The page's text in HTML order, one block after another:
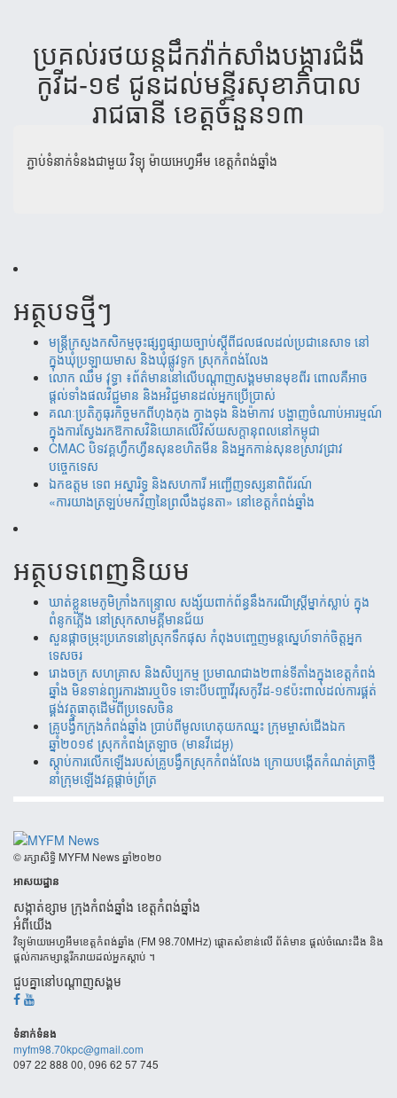
ប្រគល់​រថយន្ត​ដឹក​វ៉ាក់​សាំង​បង្ការ​ជំងឺ​
កូវីដ-១៩ ជូន​ដល់​មន្ទីរ​សុខា​ភិបាល​
រាជធានី ខេត្ត​ចំនួន១៣
ភ្ជាប់ទំនាក់ទំនងជាមួយវិទ្យុ ម៉ាយអេហ្វអឹម ខេត្តកំពង់ឆ្នាំង
អត្ថបទថ្មីៗ
មន្ត្រីក្រសួងកសិកម្មចុះផ្សព្វផ្សាយច្បាប់ស្តីពីជលផលដល់ប្រជានេសាទ នៅ
ក្នុងឃុំប្រឡាយមាស និងឃុំផ្លូវទូក ស្រុកកំពង់លែង
‎​លោក ឈឹម វុទ្ធា ៖ព័ត៌មាននៅលើបណ្តាញសង្គមមានមុខពីរ ពោលគឺអាច
ផ្តល់ទាំងផលវិជ្ជមាន និងអវិជ្ជមានដល់អ្នកប្រើប្រាស់
គណៈប្រតិភូធុរកិច្ចមកពីហុងកុង ក្វាងទុង និងម៉ាកាវ បង្ហាញចំណាប់អារម្មណ៍
ក្នុងការស្វែងរកឱកាសវិនិយោគលើវិស័យសក្តានុពលនៅកម្ពុជា
CMAC បិទវគ្គហ្វឹកហ្វឺនសុនខហិតមីន និងអ្នកកាន់សុនខស្រាវជ្រាវ
បច្ចេកទេស
ឯកឧត្តម ទេព អស្នារិទ្ធ និងសហការី អញ្ជើញទស្សនាពិព័រណ៍
«ការយាងត្រឡប់មកវិញនៃព្រលឹងដូនតា» នៅខេត្តកំពង់ឆ្នាំង
អត្ថបទពេញនិយម
ឃាត់​ខ្លួន​មេភូមិ​ក្រាំង​កន្រ្ទោល សង្ស័យ​ពាក់ព័ន្ធ​នឹ​ង​​ករណី​ស្រ្តីម្នាក់​ស្លាប់ ​ក្នុង​
ពំនូក​ភ្លើង​ នៅស្រុក​សាម​គ្គីមាន​ជ័យ
សួន​​ផ្កា​ច​ម្រុះ​​ប្រភេទ​​នៅ​​ស្រុក​​​ទឹក​​ផុស​​ កំពុង​​បញ្ចេញ​​​មន្តស្នេហ៍​​​​ទាក់​​​ចិត្ត​​អ្នក
ទេស​​ចរ​
រោងចក្រ ​សហគ្រាស​ និងសិប្បកម្ម ប្រមាណ​​​ជាង​​២ពាន់​​ទីតាំង​​ក្នុង​​ខេត្តកំពង់​
ឆ្នាំង​ មិន​ទាន់ព្យួរការងារ​ឬបិទ ទោះបីបញ្ហាវីរុសកូវីដ-១៩ប៉ះពាល់ដល់ការ​ផ្គត់​
ផ្គង់​វត្ថុ​ធាតុ​​ដើម​​ពី​​ប្រទេស​ចិន​
គ្រូបង្វឹកក្រុងកំពង់ឆ្នាំង ប្រាប់ពីមូលហេតុយកឈ្នះ ក្រុមម្ចាស់ជើងឯក
ឆ្នាំ២០១៩ ស្រុកកំពង់ត្រឡាច (មានវីដេអូ)
ស្តាប់ការលើកឡើងរបស់គ្រូបង្វឹកស្រុកកំពង់លែង ក្រោយបង្កើតកំណត់ត្រាថ្មី
នាំក្រុមឡើងវគ្គផ្តាច់ព័្រត្រ
​© រក្សា​សិទ្ធិ​ MYFM News ឆ្នាំ​២០២០
អាសយដ្ឋាន
សង្កាត់ខ្សាម ក្រុងកំពង់ឆ្នាំង ខេត្តកំពង់ឆ្នាំង
អំពីយើង
វិទ្យុម៉ាយអេហ្វអឹមខេត្តកំពង់ឆ្នាំង (FM 98.70MHz) ផ្តោតសំខាន់លើ ព័ត៌មាន ផ្តល់ចំណេះដឹង និង
ផ្តល់ការកម្សាន្តរីករាយដល់អ្នកស្តាប់ ។
ជួបគ្នានៅបណ្តាញសង្គម
ទំនាក់​ទំនង
myfm98.70kpc@gmail.com
097 22 888 00, 096 62 57 745